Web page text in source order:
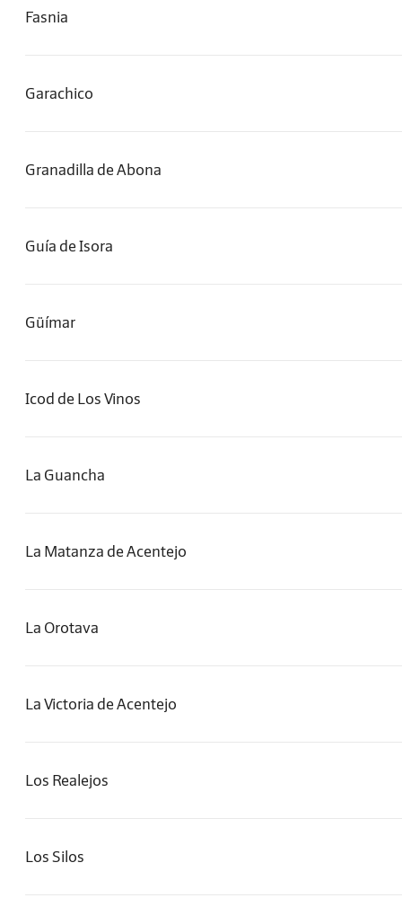
Fasnia
Garachico
Granadilla de Abona
Guía de Isora
Güímar
Icod de Los Vinos
La Guancha
La Matanza de Acentejo
La Orotava
La Victoria de Acentejo
Los Realejos
Los Silos